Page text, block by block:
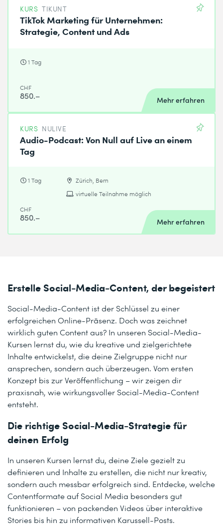
KURS TIKUNT
TikTok Marketing für Unternehmen:
Strategie, Content und Ads
1 Tag
CHF
850.– Mehr erfahren
KURS NULIVE
Audio-Podcast: Von Null auf Live an einem
Tag
1 Tag
Zürich, Bern
virtuelle Teilnahme möglich
CHF
850.– Mehr erfahren
Erstelle Social-Media-Content, der begeistert
Social-Media-Content ist der Schlüssel zu einer
erfolgreichen Online-Präsenz. Doch was zeichnet
wirklich guten Content aus? In unseren Social-Media-
Kursen lernst du, wie du kreative und zielgerichtete
Inhalte entwickelst, die deine Zielgruppe nicht nur
ansprechen, sondern auch überzeugen. Vom ersten
Konzept bis zur Veröffentlichung – wir zeigen dir
praxisnah, wie wirkungsvoller Social-Media-Content
entsteht.
Die richtige Social-Media-Strategie für
deinen Erfolg
In unseren Kursen lernst du, deine Ziele gezielt zu
definieren und Inhalte zu erstellen, die nicht nur kreativ,
sondern auch messbar erfolgreich sind. Entdecke, welche
Contentformate auf Social Media besonders gut
funktionieren – von packenden Videos über interaktive
Stories bis hin zu informativen Karussell-Posts.